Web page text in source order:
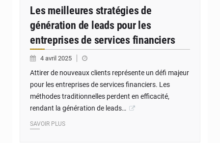
Les meilleures stratégies de
génération de leads pour les
entreprises de services financiers
4 avril 2025
Attirer de nouveaux clients représente un défi majeur
pour les entreprises de services financiers. Les
méthodes traditionnelles perdent en efficacité,
rendant la génération de leads…
SAVOIR PLUS